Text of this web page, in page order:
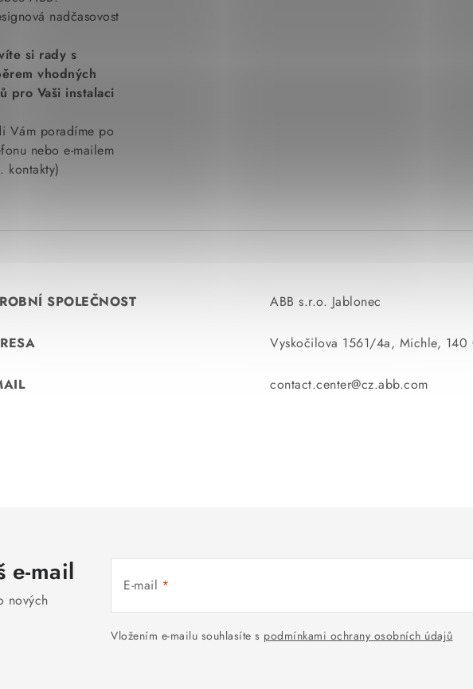
nadčasovost
si rady s
vhodných
pro Vaši instalaci
Vám poradíme po
nebo e-mailem
kontakty)
SPOLEČNOST ABB s.r.o. Jablonec
Vyskočilova 1561/4a, Michle, 140
contact.center@cz.abb.com
e-mail
nových
E-mail
Vložením e-mailu souhlasíte s podmínkami ochrany osobních údajů